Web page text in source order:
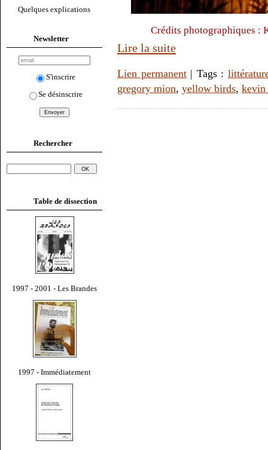
Quelques explications
Newsletter
S'inscrire
Se désinscrire
Rechercher
Table de dissection
1997 - 2001 - Les Brandes
1997 - Immédiatement
Crédits photographiques :
Lire la suite
Lien permanent| Tags :
gregory mion, yellow birds, kevin